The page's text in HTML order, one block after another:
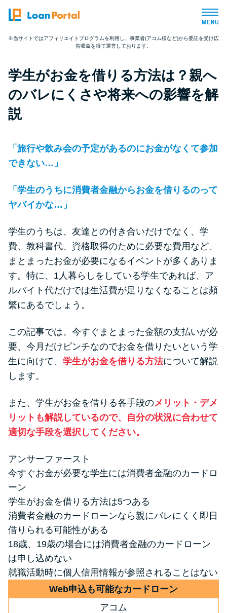
トップページ
おすすめコンテンツ
便利なコンテンツ
カードローン診断
カードローンQ&A
リボ払いをそのまま払いきると
損！
得した話
最速！最短40分で借りられるカ
特集ページ一覧
種類や特徴で探す
銀行カードローンを選ぶべき4つ
の理由
無利息期間を利用して利息0円で
お金を借りる3つのポイント
※当サイトではアフィリエイトプログラムを利用し、事業者(アコム様など)から委託を受け広
告収益を得て運営しております。
学生がお金を借りる方法は？親へ
のバレにくさや将来への影響を解
説
「旅行や飲み会の予定があるのにお金がなくて参加
できない…」
「学生のうちに消費者金融からお金を借りるのって
ヤバイかな…」
学生のうちは、友達との付き合いだけでなく、学
費、教科書代、資格取得のために必要な費用など、
まとまったお金が必要になるイベントが多くありま
す。特に、1人暮らしをしている学生であれば、ア
ルバイト代だけでは生活費が足りなくなることは頻
繁にあるでしょう。
この記事では、今すぐまとまった金額の支払いが必
要、今月だけピンチなのでお金を借りたいという学
生に向けて、 学生がお金を借りる方法について解説
します。
また、学生がお金を借りる各手段のメリット・デメ
リットも解説しているので、自分の状況に合わせて
適切な手段を選択してください。
アンサーファースト
今すぐお金が必要な学生には消費者金融のカードロ
ーン
学生がお金を借りる方法は5つある
消費者金融のカードローンなら親にバレにくく即日
借りられる可能性がある
18歳、19歳の場合には消費者金融のカードローン
は申し込めない
就職活動時に個人信用情報が参照されることはない
Web申込も可能なカードローン
アコム